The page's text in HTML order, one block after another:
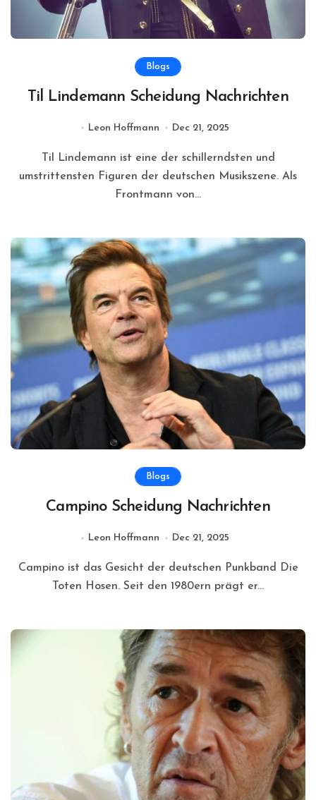
Blogs
Til Lindemann Scheidung Nachrichten
Leon Hoffmann Dec 21, 2025
umstrittensten Figuren der deutschen Musikszene. Als
Frontmann von...
Blogs
Campino Scheidung Nachrichten
Leon Hoffmann Dec 21, 2025
Campino ist das Gesicht der deutschen Punkband Die
Toten Hosen. Seit den 1980ern prägt er...